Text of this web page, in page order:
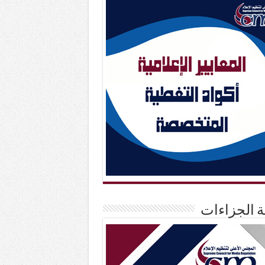
الجزاءات